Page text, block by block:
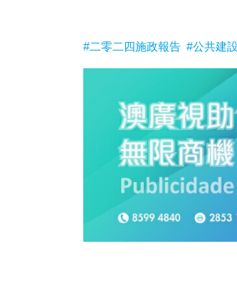
#二零二四施政報告 #公共建